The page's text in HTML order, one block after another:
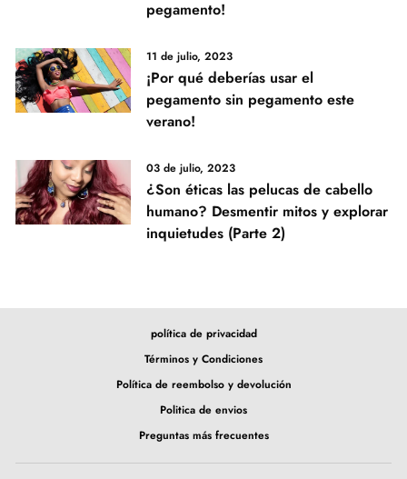
pegamento!
11 de julio, 2023
¡Por qué deberías usar el
pegamento sin pegamento este
verano!
03 de julio, 2023
¿Son éticas las pelucas de cabello
humano? Desmentir mitos y explorar
inquietudes (Parte 2)
política de privacidad
Términos y Condiciones
Política de reembolso y devolución
Politica de envios
Preguntas más frecuentes